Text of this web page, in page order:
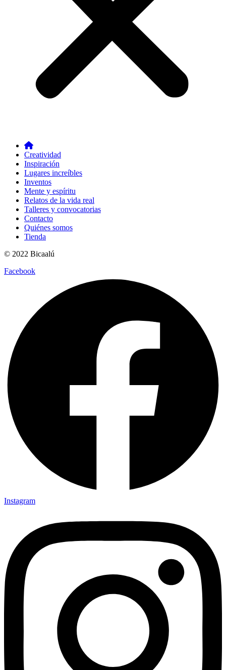
Creatividad
Inspiración
Lugares increíbles
Inventos
Mente y espíritu
Relatos de la vida real
Talleres y convocatorias
Contacto
Quiénes somos
Tienda
© 2022 Bicaalú
Facebook
Instagram